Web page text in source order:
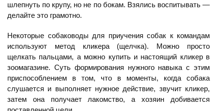
шлепнуть по крупу, но не по бокам. Взялись воспитывать —
делайте это грамотно.
Некоторые собаководы для приучения собак к командам
используют метод кликера (щелчка). Можно просто
щелкать пальцами, а можно купить и настоящий кликер в
зоомагазине. Суть формирования нужного навыка с этим
приспособлением в том, что в моменты, когда собака
слушается и выполняет нужное действие, звучит кликер,
затем она получает лакомство, а хозяин добивается